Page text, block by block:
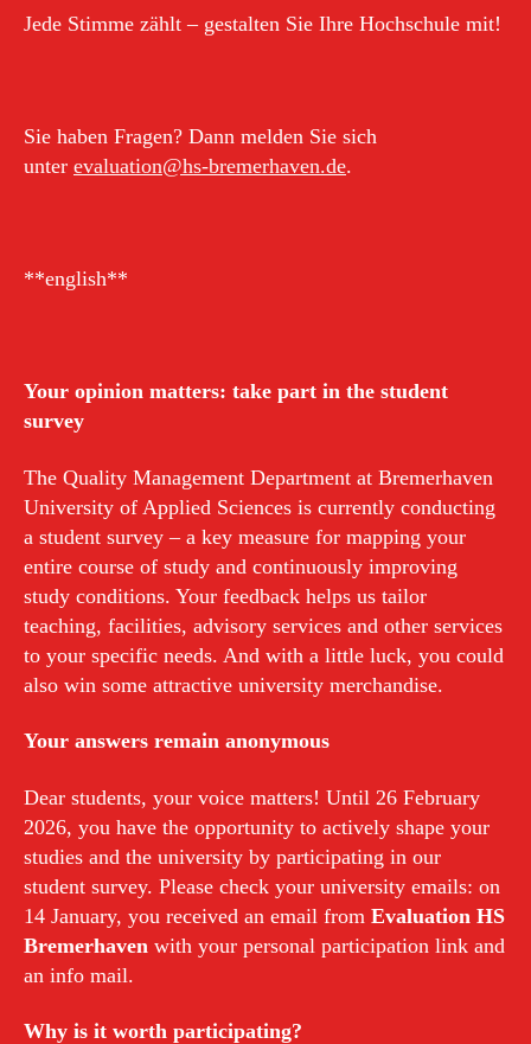
Jede Stimme zählt – gestalten Sie Ihre Hochschule mit!
Sie haben Fragen? Dann melden Sie sich
unter evaluation@hs-bremerhaven.de.
**english**
Your opinion matters: take part in the student
survey
The Quality Management Department at Bremerhaven
University of Applied Sciences is currently conducting
a student survey – a key measure for mapping your
entire course of study and continuously improving
study conditions. Your feedback helps us tailor
teaching, facilities, advisory services and other services
to your specific needs. And with a little luck, you could
also win some attractive university merchandise.
Your answers remain anonymous
Dear students, your voice matters! Until 26 February
2026, you have the opportunity to actively shape your
studies and the university by participating in our
student survey. Please check your university emails: on
14 January, you received an email from Evaluation HS
Bremerhaven with your personal participation link and
an info mail.
Why is it worth participating?